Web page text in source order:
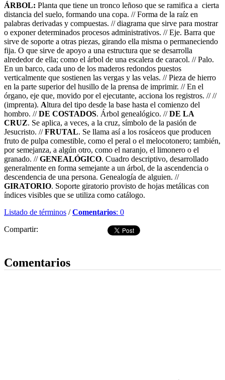
ÁRBOL: Planta que tiene un tronco leñoso que se ramifica a cierta
distancia del suelo, formando una copa. // Forma de la raíz en
palabras derivadas y compuestas. // diagrama que sirve para mostrar
o exponer determinados procesos administrativos. // Eje. Barra que
sirve de soporte a otras piezas, girando ella misma o permaneciendo
fija. O que sirve de apoyo a una estructura que se desarrolla
alrededor de ella; como el árbol de una escalera de caracol. // Palo.
En un barco, cada uno de los maderos redondos puestos
verticalmente que sostienen las vergas y las velas. // Pieza de hierro
en la parte superior del husillo de la prensa de imprimir. // En el
órgano, eje que, movido por el ejecutante, acciona los registros. // //
(imprenta). Altura del tipo desde la base hasta el comienzo del
hombro. //DE COSTADOS. Árbol genealógico. //DE LA
CRUZ. Se aplica, a veces, a la cruz, símbolo de la pasión de
Jesucristo. //FRUTAL. Se llama así a los rosáceos que producen
fruto de pulpa comestible, como el peral o el melocotonero; también,
por semejanza, a algún otro, como el naranjo, el limonero o el
granado. //GENEALÓGICO. Cuadro descriptivo, desarrollado
generalmente en forma semejante a un árbol, de la ascendencia o
descendencia de una persona. Genealogía de alguien. //
GIRATORIO. Soporte giratorio provisto de hojas metálicas con
índices visibles que se utiliza como catálogo.
Listado de términos /Comentarios: 0
Compartir:
Comentarios